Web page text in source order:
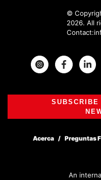
©
2026. All
Contact:
InstagramFacebook
SUBSCRIBE
Acerca Preguntas
An